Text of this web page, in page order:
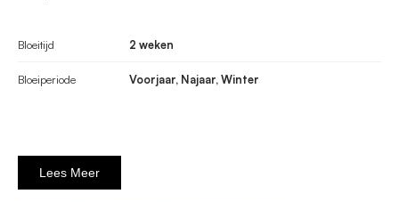
Bloeitijd 2 weken
Bloeiperiode Voorjaar, Najaar, Winter
Lees Meer